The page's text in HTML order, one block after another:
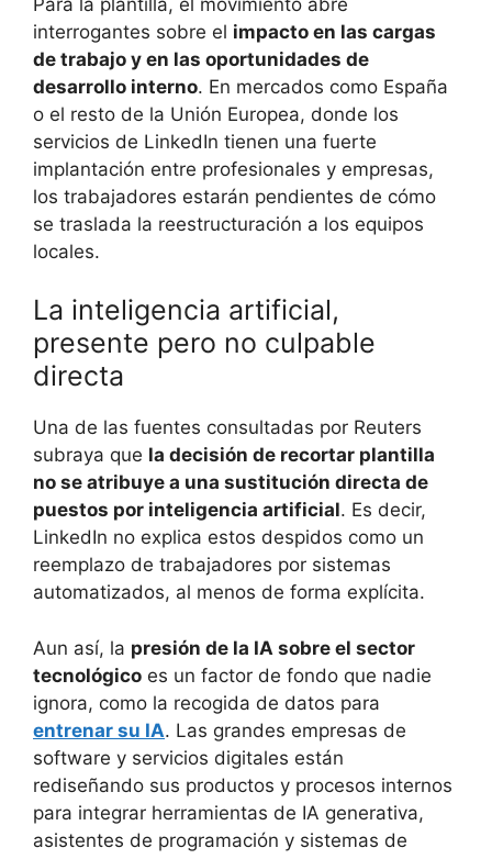
interrogantes sobre el impacto en las cargas
de trabajo y en las oportunidades de
desarrollo interno. En mercados como España
o el resto de la Unión Europea, donde los
servicios de LinkedIn tienen una fuerte
implantación entre profesionales y empresas,
los trabajadores estarán pendientes de cómo
se traslada la reestructuración a los equipos
locales.
La inteligencia artificial,
presente pero no culpable
directa
Una de las fuentes consultadas por Reuters
subraya que la decisión de recortar plantilla
no se atribuye a una sustitución directa de
puestos por inteligencia artificial. Es decir,
LinkedIn no explica estos despidos como un
reemplazo de trabajadores por sistemas
automatizados, al menos de forma explícita.
Aun así, la presión de la IA sobre el sector
tecnológico es un factor de fondo que nadie
ignora, como la recogida de datos para
entrenar su IA. Las grandes empresas de
software y servicios digitales están
rediseñando sus productos y procesos internos
para integrar herramientas de IA generativa,
asistentes de programación y sistemas de